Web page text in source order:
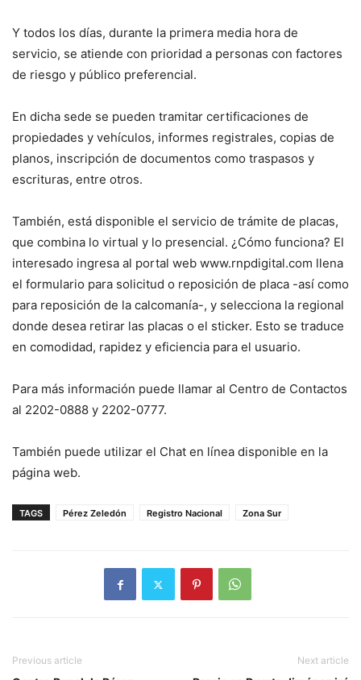
Y todos los días, durante la primera media hora de
servicio, se atiende con prioridad a personas con factores
de riesgo y público preferencial.
En dicha sede se pueden tramitar certificaciones de
propiedades y vehículos, informes registrales, copias de
planos, inscripción de documentos como traspasos y
escrituras, entre otros.
También, está disponible el servicio de trámite de placas,
que combina lo virtual y lo presencial. ¿Cómo funciona? El
interesado ingresa al portal web www.rnpdigital.com llena
el formulario para solicitud o reposición de placa -así como
para reposición de la calcomanía-, y selecciona la regional
donde desea retirar las placas o el sticker. Esto se traduce
en comodidad, rapidez y eficiencia para el usuario.
Para más información puede llamar al Centro de Contactos
al 2202-0888 y 2202-0777.
También puede utilizar el Chat en línea disponible en la
página web.
TAGS Pérez Zeledón Registro Nacional Zona Sur
Previous article Next article